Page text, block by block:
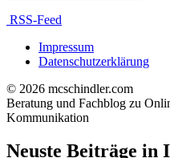
RSS-Feed
Impressum
Datenschutzerklärung
© 2026 mcschindler.com
Beratung und Fachblog zu
Kommunikation
Neuste Beiträge in